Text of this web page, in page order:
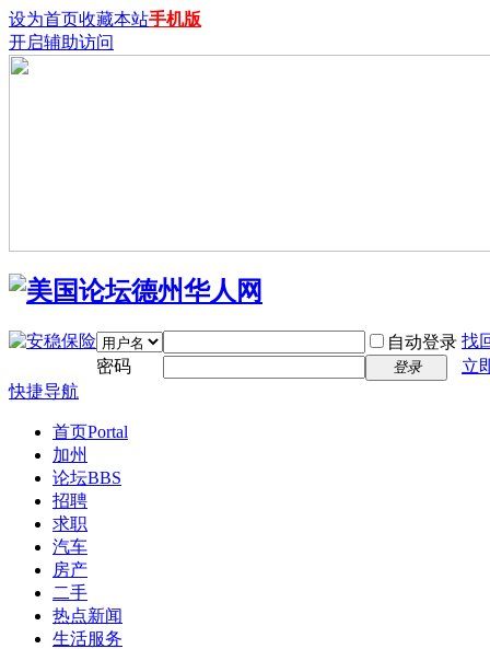
设为首页收藏本站手机版
开启辅助访问
自动登录 找
密码
登录
立
快捷导航
首页Portal
加州
论坛BBS
招聘
求职
汽车
房产
二手
热点新闻
生活服务